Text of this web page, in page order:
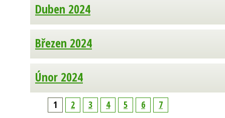
Duben 2024
Březen 2024
Únor 2024
1 2 3 4 5 6 7